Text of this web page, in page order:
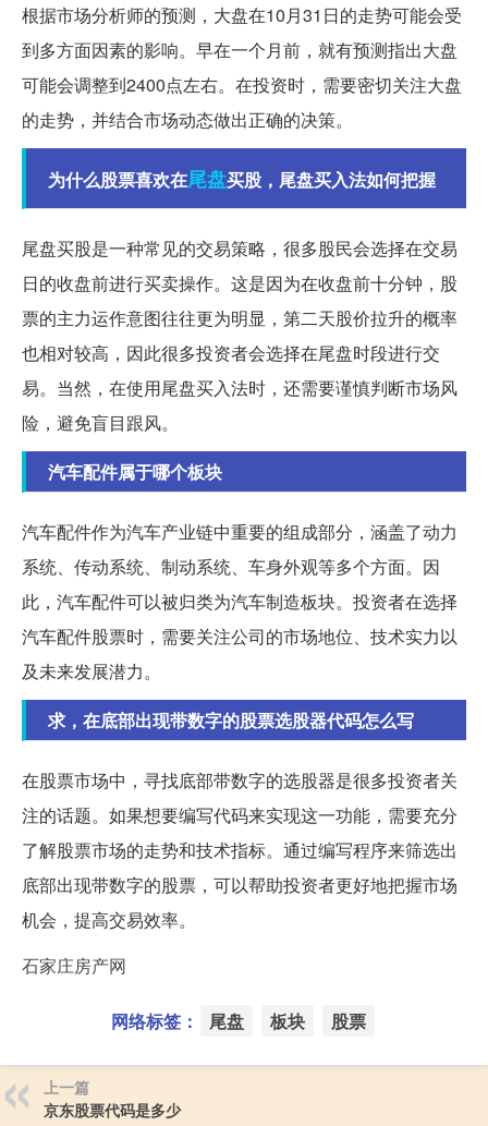
根据市场分析师的预测，大盘在10月31日的走势可能会受
到多方面因素的影响。早在一个月前，就有预测指出大盘
可能会调整到2400点左右。在投资时，需要密切关注大盘
的走势，并结合市场动态做出正确的决策。
为什么股票喜欢在尾盘买股，尾盘买入法如何把握
尾盘买股是一种常见的交易策略，很多股民会选择在交易
日的收盘前进行买卖操作。这是因为在收盘前十分钟，股
票的主力运作意图往往更为明显，第二天股价拉升的概率
也相对较高，因此很多投资者会选择在尾盘时段进行交
易。当然，在使用尾盘买入法时，还需要谨慎判断市场风
险，避免盲目跟风。
汽车配件属于哪个板块
汽车配件作为汽车产业链中重要的组成部分，涵盖了动力
系统、传动系统、制动系统、车身外观等多个方面。因
此，汽车配件可以被归类为汽车制造板块。投资者在选择
汽车配件股票时，需要关注公司的市场地位、技术实力以
及未来发展潜力。
求，在底部出现带数字的股票选股器代码怎么写
在股票市场中，寻找底部带数字的选股器是很多投资者关
注的话题。如果想要编写代码来实现这一功能，需要充分
了解股票市场的走势和技术指标。通过编写程序来筛选出
底部出现带数字的股票，可以帮助投资者更好地把握市场
机会，提高交易效率。
石家庄房产网
网络标签： 尾盘 板块 股票
上一篇
京东股票代码是多少